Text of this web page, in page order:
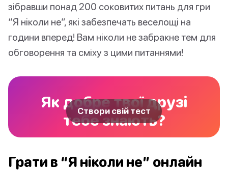
зібравши понад 200 соковитих питань для гри
“Я ніколи не”, які забезпечать веселощі на
години вперед! Вам ніколи не забракне тем для
обговорення та сміху з цими питаннями!
Як добре твої друзі
тебе знають?
Створи свій тест
Грати в “Я ніколи не” онлайн